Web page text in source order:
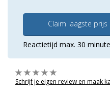
Claim laagste prijs
Reactietijd max. 30
Schrijf je eigen review en maak